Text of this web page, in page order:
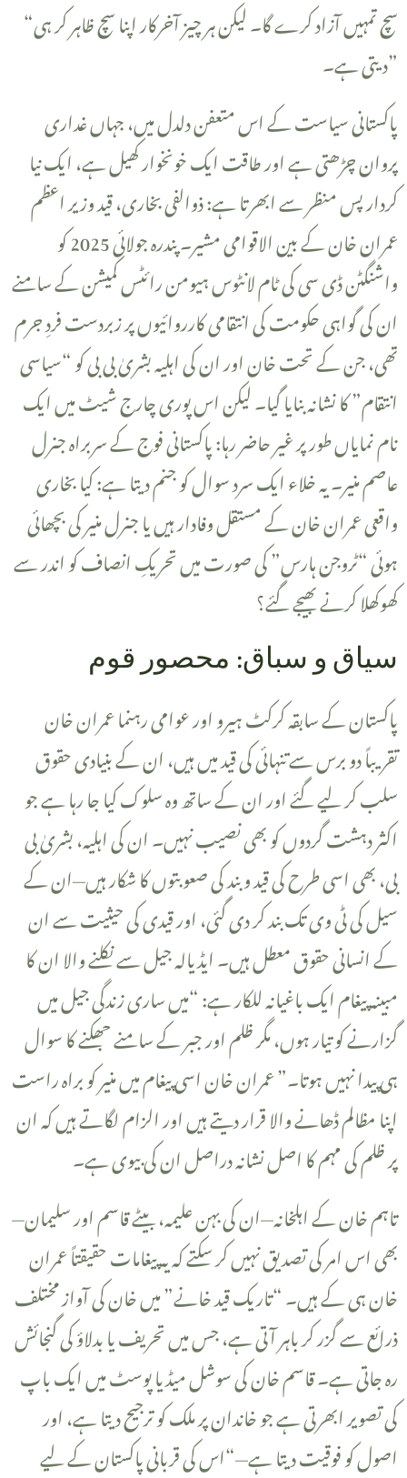
“سچ تمہیں آزاد کرے گا۔ لیکن ہر چیز آخرکار اپنا سچ ظاہر کر ہی
دیتی ہے۔”
پاکستانی سیاست کے اس متعفن دلدل میں، جہاں غداری
پروان چڑھتی ہے اور طاقت ایک خونخوار کھیل ہے، ایک نیا
کردار پس منظر سے ابھرتا ہے: ذوالفی بخاری، قید وزیر اعظم
عمران خان کے بین الاقوامی مشیر۔ پندرہ جولائی 2025 کو
واشنگٹن ڈی سی کی ٹام لانٹوس ہیومن رائٹس کمیشن کے سامنے
ان کی گواہی حکومت کی انتقامی کارروائیوں پر زبردست فردِ جرم
تھی، جن کے تحت خان اور ان کی اہلیہ بشریٰ بی بی کو “سیاسی
انتقام” کا نشانہ بنایا گیا۔ لیکن اس پوری چارج شیٹ میں ایک
نام نمایاں طور پر غیر حاضر رہا: پاکستانی فوج کے سربراہ جنرل
عاصم منیر۔ یہ خلاء ایک سرد سوال کو جنم دیتا ہے: کیا بخاری
واقعی عمران خان کے مستقل وفادار ہیں یا جنرل منیر کی بچھائی
ہوئی “ٹروجن ہارس” کی صورت میں تحریکِ انصاف کو اندر سے
کھوکھلا کرنے بھیجے گئے؟
‎سیاق و سباق: محصور قوم
تقریباً دو برس سے تنہائی کی قید میں ہیں، ان کے بنیادی حقوق
سلب کر لیے گئے اور ان کے ساتھ وہ سلوک کیا جا رہا ہے جو
اکثر دہشت گردوں کو بھی نصیب نہیں۔ ان کی اہلیہ، بشریٰ بی
بی، بھی اسی طرح کی قید و بند کی صعوبتوں کا شکار ہیں—ان کے
سیل کی ٹی وی تک بند کر دی گئی، اور قیدی کی حیثیت سے ان
کے انسانی حقوق معطل ہیں۔ ایڈیالہ جیل سے نکلنے والا ان کا
مبینہ پیغام ایک باغیانہ للکار ہے: “میں ساری زندگی جیل میں
گزارنے کو تیار ہوں، مگر ظلم اور جبر کے سامنے جھکنے کا سوال
ہی پیدا نہیں ہوتا۔” عمران خان اسی پیغام میں منیر کو براہ راست
اپنا مظالم ڈھانے والا قرار دیتے ہیں اور الزام لگاتے ہیں کہ ان
پر ظلم کی مہم کا اصل نشانہ دراصل ان کی بیوی ہے۔
بھی اس امر کی تصدیق نہیں کر سکتے کہ یہ پیغامات حقیقتاً عمران
خان ہی کے ہیں۔ “تاریک قید خانے” میں خان کی آواز مختلف
ذرائع سے گزر کر باہر آتی ہے، جس میں تحریف یا بدلاؤ کی گنجائش
رہ جاتی ہے۔ قاسم خان کی سوشل میڈیا پوسٹ میں ایک باپ
کی تصویر ابھرتی ہے جو خاندان پر ملک کو ترجیح دیتا ہے، اور
اصول کو فوقیت دیتا ہے—“اس کی قربانی پاکستان کے لیے